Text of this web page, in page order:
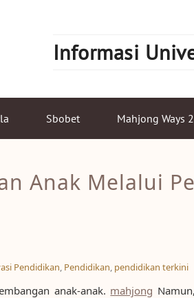
Informasi
Sbobet Mahjong Ways 2
Anak Melalui
Pendidikan, Pendidikan, pendidikan terkini
anak-anak. mahjong